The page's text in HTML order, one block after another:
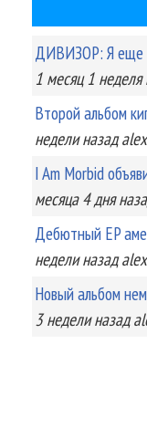
ДИВИЗОР: Я еще
1 месяц 1 неделя
Второй альбом
неделиназад
I Am Morbid
месяца 4 дня
Дебютный EP
неделиназад
Новый альбом
3 неделиназад